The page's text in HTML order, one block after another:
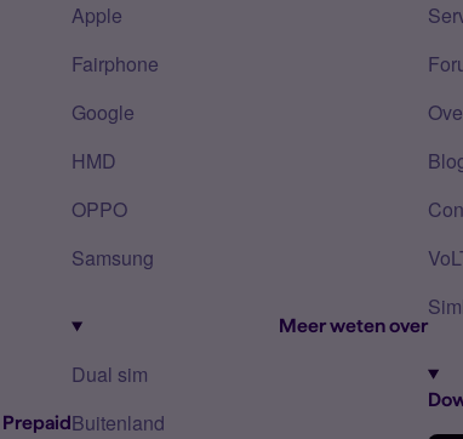
Prepaid
Apple
Fairphone
Google
HMD
OPPO
Samsung
Meer weten over
Dual sim
Buitenland